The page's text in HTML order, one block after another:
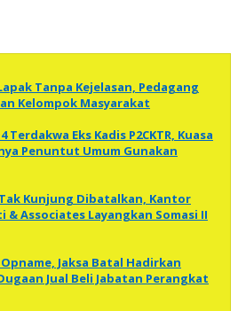
Tanpa Kejelasan, Pedagang
Kelompok Masyarakat
Terdakwa Eks Kadis P2CKTR, Kuasa
Penuntut Umum Gunakan
Kunjung Dibatalkan, Kantor
& Associates Layangkan Somasi II
Jaksa Batal Hadirkan
Jual Beli Jabatan Perangkat